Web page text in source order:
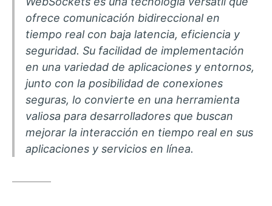
ofrece comunicación bidireccional en
tiempo real con baja latencia, eficiencia y
seguridad. Su facilidad de implementación
en una variedad de aplicaciones y entornos,
junto con la posibilidad de conexiones
seguras, lo convierte en una herramienta
valiosa para desarrolladores que buscan
mejorar la interacción en tiempo real en sus
aplicaciones y servicios en línea.